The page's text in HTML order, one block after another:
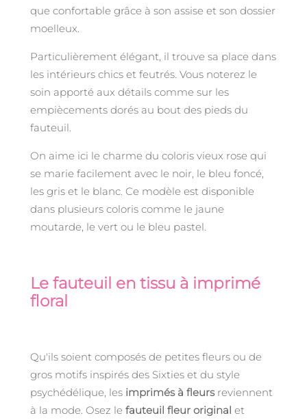
que confortable grâce à son assise et son dossier
moelleux.
Particulièrement élégant, il trouve sa place dans
les intérieurs chics et feutrés. Vous noterez le
soin apporté aux détails comme sur les
empiècements dorés au bout des pieds du
fauteuil.
On aime ici le charme du coloris vieux rose qui
se marie facilement avec le noir, le bleu foncé,
les gris et le blanc. Ce modèle est disponible
dans plusieurs coloris comme le jaune
moutarde, le vert ou le bleu pastel.
Le fauteuil en tissu à imprimé
floral
Qu'ils soient composés de petites fleurs ou de
gros motifs inspirés des Sixties et du style
psychédélique, les imprimés à fleursreviennent
à la mode. Osez le fauteuil fleur original et